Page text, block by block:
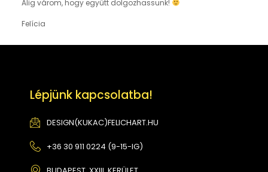
Alig várom, hogy együtt dolgozhassunk!
Felícia
Lépjünk kapcsolatba!
DESIGN(KUKAC)FELICHART.HU
+36 30 911 0224 (9-15-IG)